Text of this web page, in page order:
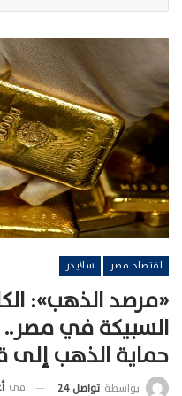
اقتصاد مصر سلايدر
«مرصد الذهب»:
السبيكة في مصر..
حماية الذهب إلى
بواسطة تواصل 24 في